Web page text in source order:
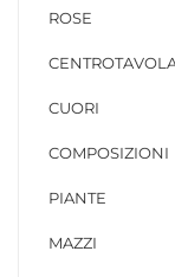
ROSE
CUORI
COMPOSIZIONI
PIANTE
MAZZI